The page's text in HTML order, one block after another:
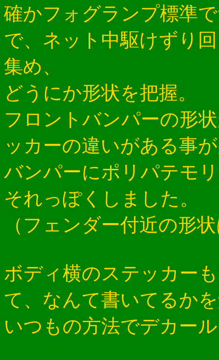
確かフォグランプ標準
で、ネット中駆けずり
集め、
どうにか形状を把握。
フロントバンパーの形
ッカーの違いがある事
バンパーにポリパテモ
それっぽくしました。
（フェンダー付近の形
ボディ横のステッカー
て、なんて書いてるか
いつもの方法でデカー